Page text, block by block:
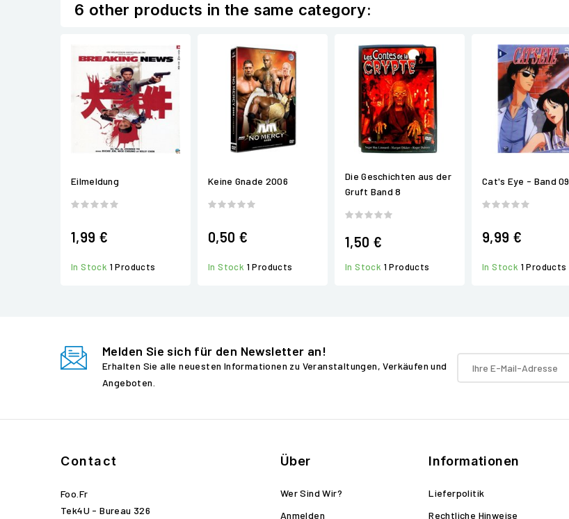
6 other products in the same category:
Eilmeldung
1,99 €
In Stock 1 Products
Keine Gnade 2006
0,50 €
In Stock 1 Products
Die Geschichten aus der
Gruft Band 8
1,50 €
In Stock 1 Products
Cat's Eye - Band 09
9,99 €
In Stock 1 Products
Melden Sie sich für den Newsletter an!
Erhalten Sie alle neuesten Informationen zu Veranstaltungen, Verkäufen und
Angeboten.
Contact
Foo.fr
Tek4U - Bureau 326
Über
Wer Sind Wir?
Anmelden
Informationen
Lieferpolitik
Rechtliche Hinweise